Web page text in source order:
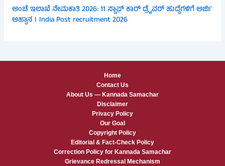
ಅಂಚೆ ಇಲಾಖೆ ನೇಮಕಾತಿ 2026: 11 ಸ್ಟಾಫ್ ಕಾರ್ ಡ್ರೈವರ್ ಹುದ್ದೆಗಳಿಗೆ ಅರ್ಜಿ
ಆಹ್ವಾನ । India Post recruitment 2026
Home
Contact Us
About Us — Kannada Samachar
Disclaimer
Privacy Policy
Our Goal
Copyright Policy
Editorial & Fact-Check Policy
Correction Policy for Kannada Samachar
Grievance Redressal Mechanism